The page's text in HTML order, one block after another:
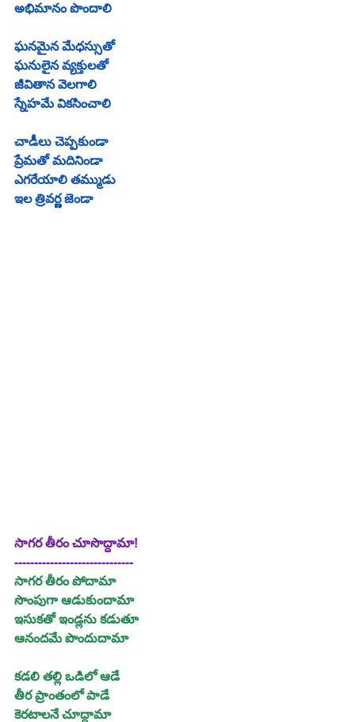
అభిమానం పొందాలి
ఘనమైన మేధస్సుతో
ఘనులైన వ్యక్తులతో
జీవితాన వెలగాలి
స్నేహమే వికసించాలి
చాడీలు చెప్పకుండా
ప్రేమతో మదినిండా
ఎగరేయాలి తమ్ముడు
ఇల త్రివర్ణ జెండా
సాగర తీరం చూసొద్దామా!
------------------------------
సాగర తీరం పోదామా
సొంపుగా ఆడుకుందామా
ఇసుకతో ఇండ్లను కడుతూ
ఆనందమే పొందుదామా
కడలి తల్లి ఒడిలో ఆడే
తీర ప్రాంతంలో పాడే
కెరటాలనే చూద్దామా